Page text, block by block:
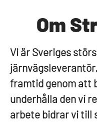
Om
Vi är Sveriges
framtid genom att
underhålla den vi
arbete bidrar vi till